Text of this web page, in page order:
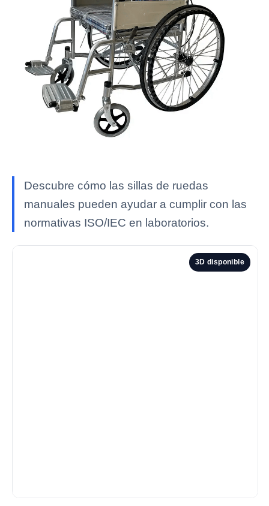
Descubre cómo las sillas de ruedas
manuales pueden ayudar a cumplir con las
normativas ISO/IEC en laboratorios.
3D disponible